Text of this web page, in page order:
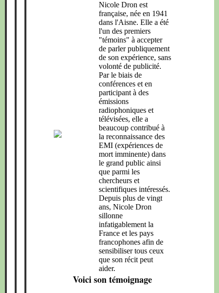
Nicole Dron est
française, née en 1941
dans l'Aisne. Elle a été
l'un des premiers
"témoins" à accepter
de parler publiquement
de son expérience, sans
volonté de publicité.
Par le biais de
conférences et en
participant à des
émissions
radiophoniques et
télévisées, elle a
beaucoup contribué à
la reconnaissance des
EMI (expériences de
mort imminente) dans
le grand public ainsi
que parmi les
chercheurs et
scientifiques intéressés.
Depuis plus de vingt
ans, Nicole Dron
sillonne
infatigablement la
France et les pays
francophones afin de
sensibiliser tous ceux
que son récit peut
aider.
Voici son témoignage